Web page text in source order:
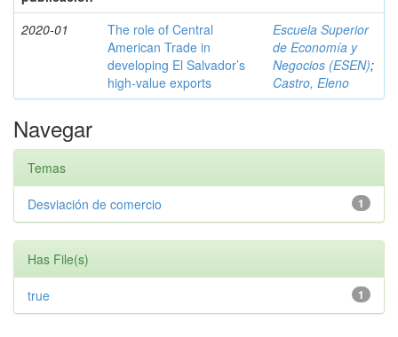
2020-01
The role of Central
American Trade in
developing El Salvador’s
high-value exports
Escuela Superior
de Economía y
Negocios (ESEN);
Castro, Eleno
Navegar
Temas
1
Desviación de comercio
Has File(s)
1
true